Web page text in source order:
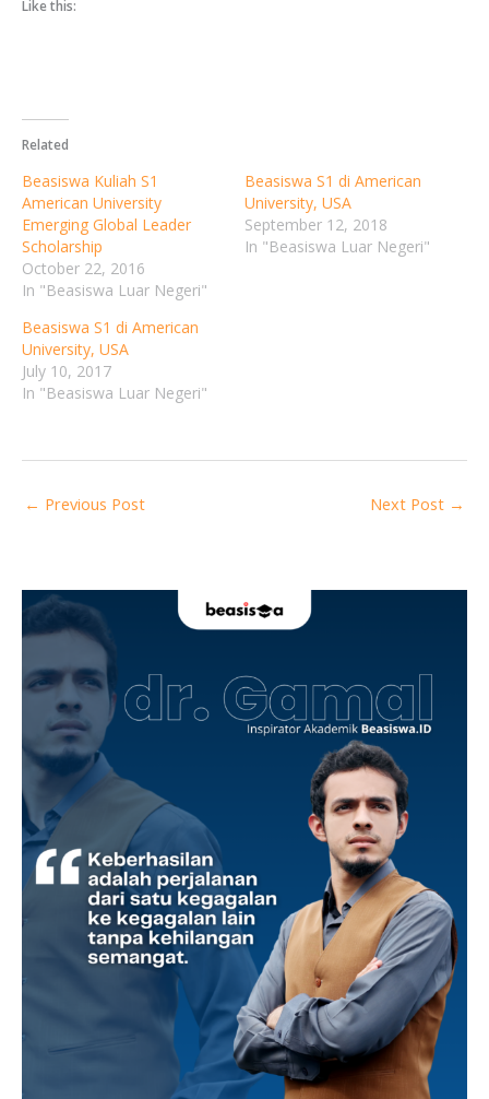
Like this:
Related
Beasiswa Kuliah S1
American University
Emerging Global Leader
Scholarship
October 22, 2016
In "Beasiswa Luar Negeri"
Beasiswa S1 di American
University, USA
September 12, 2018
In "Beasiswa Luar Negeri"
Beasiswa S1 di American
University, USA
July 10, 2017
In "Beasiswa Luar Negeri"
← Previous Post Next Post →